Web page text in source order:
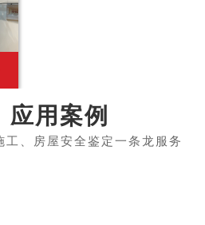
应用案例